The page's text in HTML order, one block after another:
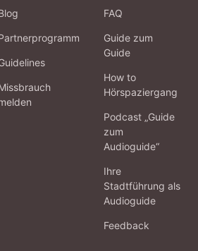
FAQ
Guide zum
Guide
How to
Hörspaziergang
Podcast „Guide
zum
Audioguide“
Ihre
Stadtführung als
Audioguide
Feedback